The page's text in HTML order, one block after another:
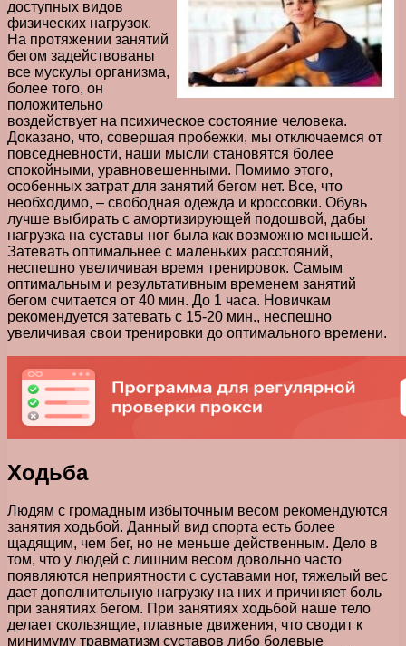
доступных видов
физических нагрузок.
На протяжении занятий
бегом задействованы
все мускулы организма,
более того, он
положительно
воздействует на психическое состояние человека.
Доказано, что, совершая пробежки, мы отключаемся от
повседневности, наши мысли становятся более
спокойными, уравновешенными. Помимо этого,
особенных затрат для занятий бегом нет. Все, что
необходимо, – свободная одежда и кроссовки. Обувь
лучше выбирать с амортизирующей подошвой, дабы
нагрузка на суставы ног была как возможно меньшей.
Затевать оптимальнее с маленьких расстояний,
неспешно увеличивая время тренировок. Самым
оптимальным и результативным временем занятий
бегом считается от 40 мин. До 1 часа. Новичкам
рекомендуется затевать с 15-20 мин., неспешно
увеличивая свои тренировки до оптимального времени.
Ходьба
Людям с громадным избыточным весом рекомендуются
занятия ходьбой. Данный вид спорта есть более
щадящим, чем бег, но не меньше действенным. Дело в
том, что у людей с лишним весом довольно часто
появляются неприятности с суставами ног, тяжелый вес
дает дополнительную нагрузку на них и причиняет боль
при занятиях бегом. При занятиях ходьбой наше тело
делает скользящие, плавные движения, что сводит к
минимуму травматизм суставов либо болевые